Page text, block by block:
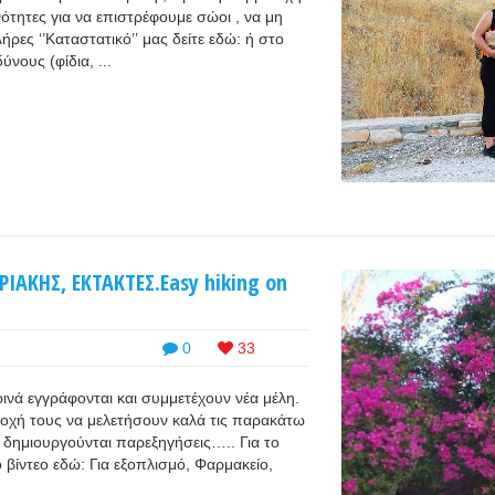
για να επιστρέφουμε σώοι , να μη
‘’Καταστατικό’’ μας δείτε εδώ: ή στο
(φίδια, ...
ΕΚΤΑΚΤΕΣ.Easy hiking on
0 33
εγγράφονται και συμμετέχουν νέα μέλη.
τους να μελετήσουν καλά τις παρακάτω
παρεξηγήσεις….. Για το
βίντεο εδώ: Για εξοπλισμό, Φαρμακείο,